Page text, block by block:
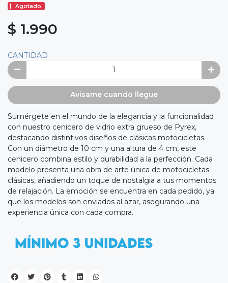
Agotado.
$ 1.990
CANTIDAD
Avísame cuando llegue
Sumérgete en el mundo de la elegancia y la funcionalidad
con nuestro cenicero de vidrio extra grueso de Pyrex,
destacando distintivos diseños de clásicas motocicletas.
Con un diámetro de 10 cm y una altura de 4 cm, este
cenicero combina estilo y durabilidad a la perfección. Cada
modelo presenta una obra de arte única de motocicletas
clásicas, añadiendo un toque de nostalgia a tus momentos
de relajación. La emoción se encuentra en cada pedido, ya
que los modelos son enviados al azar, asegurando una
experiencia única con cada compra.